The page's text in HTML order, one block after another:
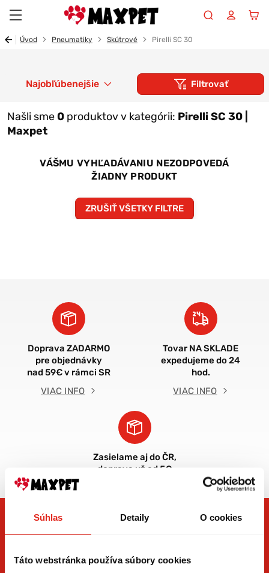
Súhlas Detaily O cookies
Táto webstránka používa súbory cookies
Úvod Pneumatiky Skútrové Pirelli SC 30
Filtrovať
Našli sme 0 produktov v kategórii: Pirelli SC 30 |
Maxpet
Najobľúbenejšie
VÁŠMU VYHĽADÁVANIU NEZODPOVEDÁ
ŽIADNY PRODUKT
ZRUŠIŤ VŠETKY FILTRE
Doprava ZADARMO
pre objednávky
nad 59€ v rámci SR
VIAC INFO
Tovar NA SKLADE
expedujeme do 24
hod.
VIAC INFO
Zasielame aj do ČR,
doprava už od 5€